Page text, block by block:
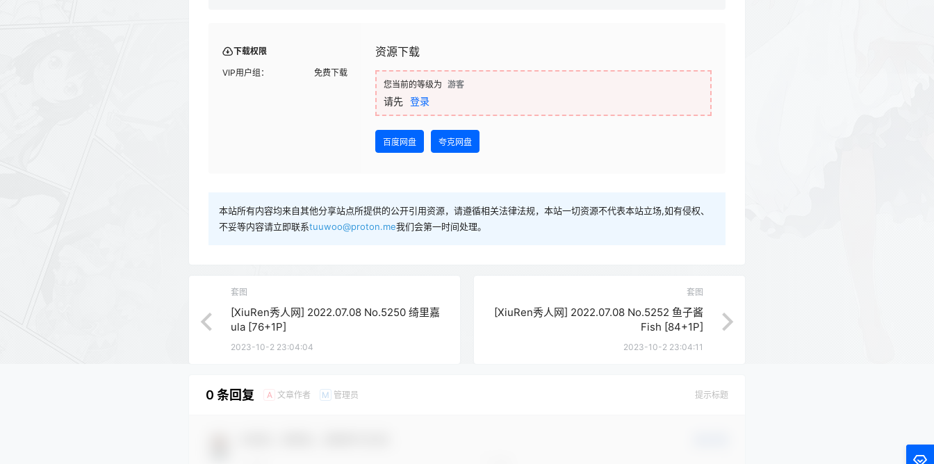
下载权限
VIP用户组： 免费下载
资源下载
您当前的等级为 游客
请先 登录
百度网盘 夸克网盘
本站所有内容均来自其他分享站点所提供的公开引用资源，请遵循相关法律法规，本站一切资源不代表本站立场,如有侵权、
不妥等内容请立即联系tuuwoo@proton.me我们会第一时间处理。
套图
[XiuRen秀人网] 2022.07.08 No.5250 绮里嘉
ula [76+1P]
2023-10-2 23:04:04
套图
[XiuRen秀人网] 2022.07.08 No.5252 鱼子酱
Fish [84+1P]
2023-10-2 23:04:11
0 条回复 A 文章作者 M 管理员 提示标题